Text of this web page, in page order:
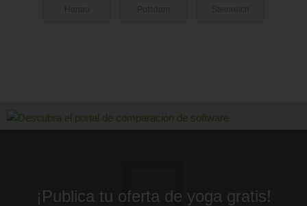
¡Publica tu oferta de yoga gratis!